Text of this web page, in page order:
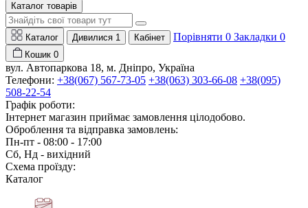
Каталог товарів
Каталог Дивилися 1 Кабінет Порівняти 0 Закладки 0
Кошик 0
вул. Автопаркова 18, м. Дніпро, Україна
Телефони: +38(067) 567-73-05 +38(063) 303-66-08 +38(095)
508-22-54
Графік роботи:
Інтернет магазин приймає замовлення цілодобово.
Оброблення та відправка замовлень:
Пн-пт - 08:00 - 17:00
Сб, Нд - вихідний
Схема проїзду:
Каталог